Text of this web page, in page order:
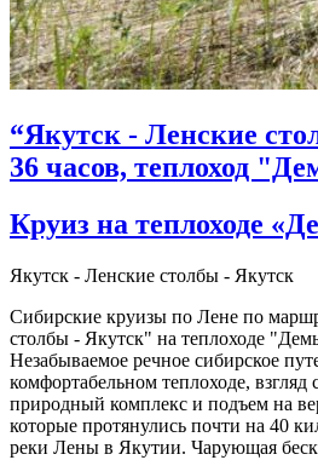
“Якутск - Ленские
36 часов, теплоход
Круиз на теплоходе
Якутск - Ленские столбы - Якутск
Сибирские круизы по Лене по
столбы - Якутск" на теплоходе
Незабываемое речное сибирское
комфортабельном теплоходе,
природный комплекс и подъем на
которые протянулись почти на 40
реки Лены в Якутии. Чарующая